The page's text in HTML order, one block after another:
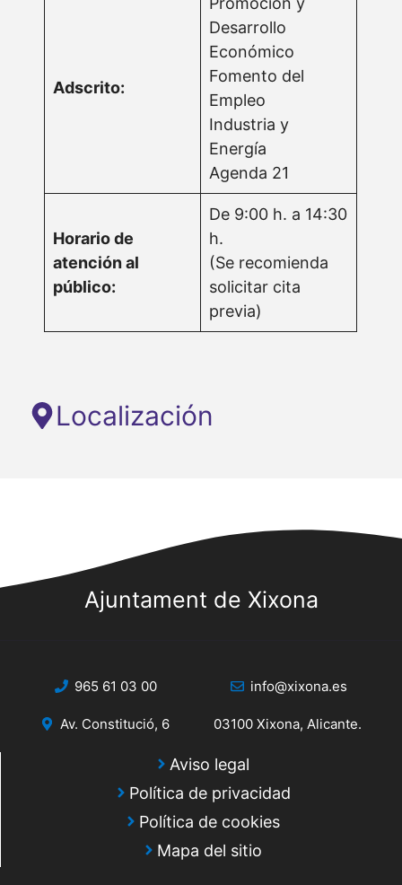
Adscrito:
Desarrollo
Económico
Fomento del
Empleo
Industria y
Energía
Agenda 21
Horario de
atención al
público:
De 9:00 h. a 14:30
h.
(Se recomienda
solicitar cita
previa)
Localización
Ajuntament de Xixona
965 61 03 00 info@xixona.es
Av. Constitució, 6 03100 Xixona, Alicante.
Aviso legal
Política de privacidad
Política de cookies
Mapa del sitio